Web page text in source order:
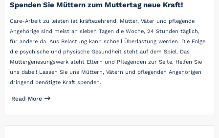
Spenden Sie Müttern zum Muttertag neue Kraft!
Care-Arbeit zu leisten ist kräftezehrend. Mütter, Väter und pflegende
Angehörige sind meist an sieben Tagen die Woche, 24 Stunden täglich,
für andere da. Aus Belastung kann schnell Überlastung werden. Die Folge:
die psychische und physische Gesundheit steht auf dem Spiel. Das
Müttergenesungswerk steht Eltern und Pflegenden zur Seite. Helfen Sie
uns dabei! Lassen Sie uns Müttern, Vätern und pflegenden Angehörigen
dringend benötigte Kraft spenden.
Read More